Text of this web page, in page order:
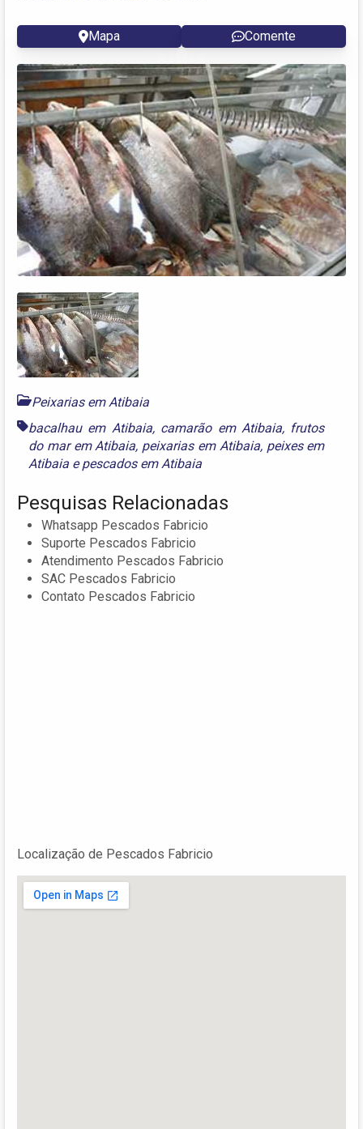
Mapa Comente
Peixarias em Atibaia
bacalhau em Atibaia, camarão em Atibaia, frutos
do mar em Atibaia, peixarias em Atibaia, peixes em
Atibaia epescados em Atibaia
Pesquisas Relacionadas
Whatsapp Pescados Fabricio
Suporte Pescados Fabricio
Atendimento Pescados Fabricio
SAC Pescados Fabricio
Contato Pescados Fabricio
Localização de Pescados Fabricio